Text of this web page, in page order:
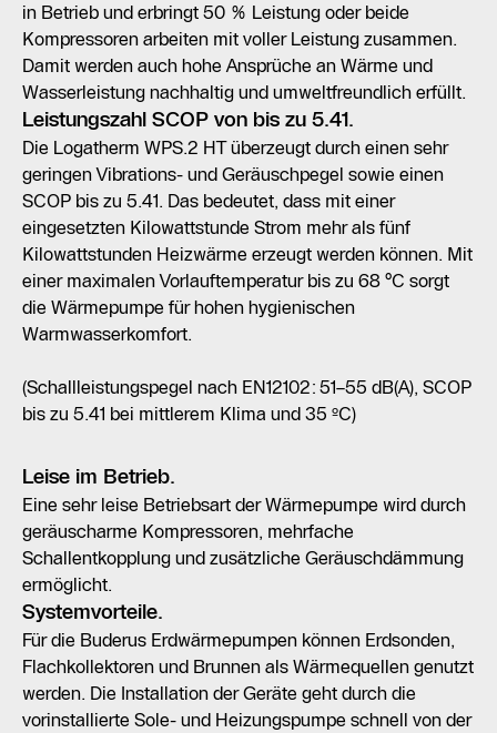
in Betrieb und erbringt 50 % Leistung oder beide
Kompressoren arbeiten mit voller Leistung zusammen.
Damit werden auch hohe Ansprüche an Wärme und
Wasserleistung nachhaltig und umweltfreundlich erfüllt.
Leistungszahl SCOP von bis zu 5.41.
Die Logatherm WPS.2 HT überzeugt durch einen sehr
geringen Vibrations- und Geräuschpegel sowie einen
SCOP bis zu 5.41. Das bedeutet, dass mit einer
eingesetzten Kilowattstunde Strom mehr als fünf
Kilowattstunden Heizwärme erzeugt werden können. Mit
einer maximalen Vorlauftemperatur bis zu 68 °C sorgt
die Wärmepumpe für hohen hygienischen
Warmwasserkomfort.
(Schallleistungspegel nach EN12102: 51–55 dB(A), SCOP
bis zu 5.41 bei mittlerem Klima und 35 ºC)
Leise im Betrieb.
Eine sehr leise Betriebsart der Wärmepumpe wird durch
geräuscharme Kompressoren, mehrfache
Schallentkopplung und zusätzliche Geräuschdämmung
ermöglicht.
Systemvorteile.
Für die Buderus Erdwärmepumpen können Erdsonden,
Flachkollektoren und Brunnen als Wärmequellen genutzt
werden. Die Installation der Geräte geht durch die
vorinstallierte Sole- und Heizungspumpe schnell von der